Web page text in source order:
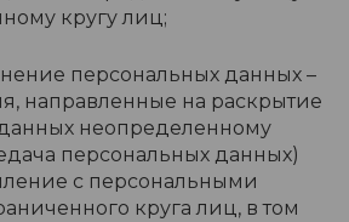
кругу лиц;
персональных данных –
направленные на раскрытие
неопределенному
персональных данных)
с персональными
круга лиц, в том